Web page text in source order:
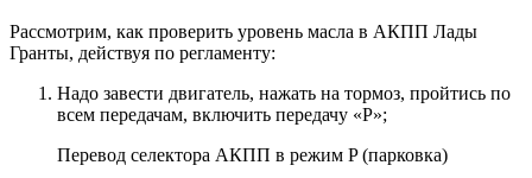
Рассмотрим, как проверить уровень масла в АКПП Лады
Гранты, действуя по регламенту:
Надо завести двигатель, нажать на тормоз, пройтись по
всем передачам, включить передачу «P»;
Перевод селектора АКПП в режим P (парковка)